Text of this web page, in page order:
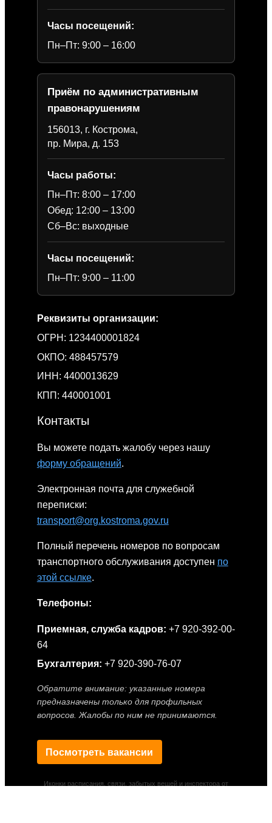
Часы посещений:
Пн–Пт: 9:00 – 16:00
Приём по административным
правонарушениям
156013, г. Кострома,
пр. Мира, д. 153
Часы работы:
Пн–Пт: 8:00 – 17:00
Обед: 12:00 – 13:00
Сб–Вс: выходные
Часы посещений:
Пн–Пт: 9:00 – 11:00
Реквизиты организации:
ОГРН: 1234400001824
ОКПО: 488457579
ИНН: 4400013629
КПП: 440001001
Контакты
Вы можете подать жалобу через нашу
форму обращений
Электронная почта для служебной
переписки:
transport@org.kostroma.gov.ru
Полный перечень номеров по вопросам
транспортного обслуживания доступен по
этой ссылке.
Телефоны:
Приемная, служба кадров: +7 920-392-00-
64
Бухгалтерия: +7 920-390-76-07
Обратите внимание: указанные номера
предназначены только для профильных
вопросов. Жалобы по ним не принимаются.
Посмотреть вакансии
Иконки расписания, связи, забытых вещей и инспектора от